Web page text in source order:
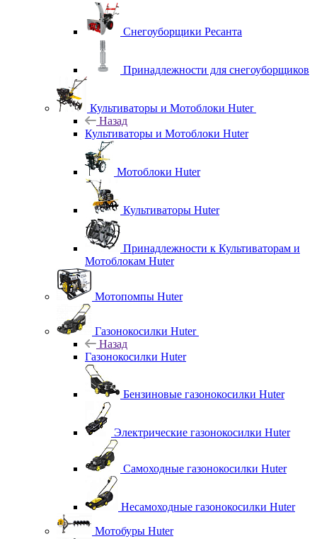
Снегоуборщики Ресанта
Принадлежности для снегоуборщиков
Культиваторы и Мотоблоки Huter
Назад
Культиваторы и Мотоблоки Huter
Мотоблоки Huter
Культиваторы Huter
Принадлежности к Культиваторам и
Мотоблокам Huter
Мотопомпы Huter
Газонокосилки Huter
Назад
Газонокосилки Huter
Бензиновые газонокосилки Huter
Электрические газонокосилки Huter
Самоходные газонокосилки Huter
Несамоходные газонокосилки Huter
Мотобуры Huter